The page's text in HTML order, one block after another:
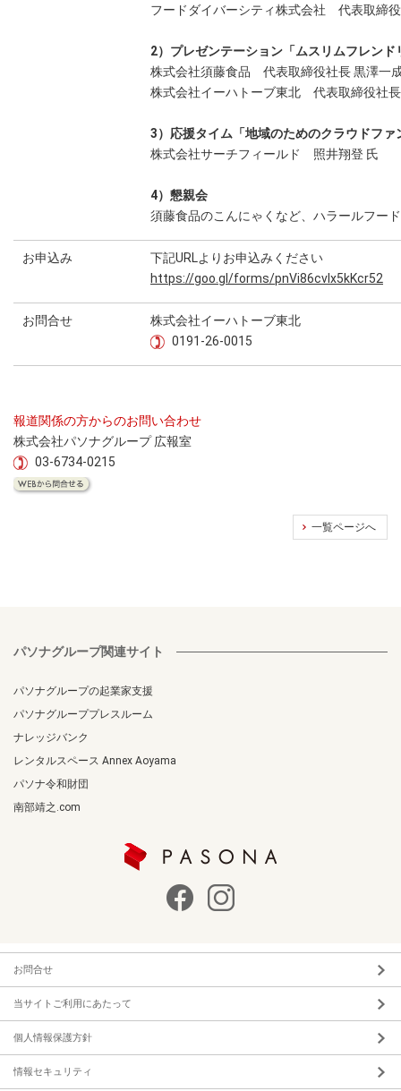
フードダイバーシティ株式会社 代表取締
2）プレゼンテーション「ムスリムフレン
株式会社須藤食品 代表取締役社長 黒澤一
株式会社イーハトーブ東北 代表取締役社
3）応援タイム「地域のためのクラウドファ
株式会社サーチフィールド 照井翔登 氏
4）懇親会
須藤食品のこんにゃくなど、ハラールフー
お申込み
下記URLよりお申込みください
https://goo.gl/forms/pnVi86cvlx5kKcr52
お問合せ
株式会社イーハトーブ東北
0191-26-0015
報道関係の方からのお問い合わせ
株式会社パソナグループ 広報室
03-6734-0215
一覧ページへ
パソナグループ関連サイト
パソナグループの起業家支援
パソナグループプレスルーム
ナレッジバンク
レンタルスペース Annex Aoyama
パソナ令和財団
南部靖之.com
お問合せ
当サイトご利用にあたって
個人情報保護方針
情報セキュリティ